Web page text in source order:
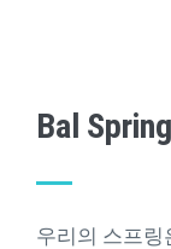
Bal
우리의 스프링